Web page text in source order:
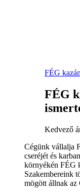
FÉG
FÉG
Kedvező
Cégünk vállalja
cseréjét és
környékén FÉG
Szakembereink
mögött állnak az